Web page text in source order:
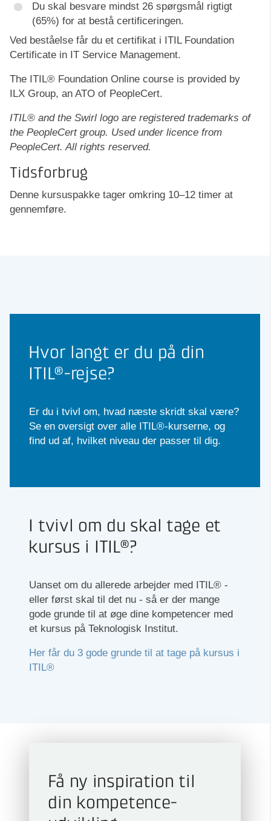
Du skal besvare mindst 26 spørgsmål rigtigt
(65%) for at bestå certificeringen.
Ved beståelse får du et certifikat i ITIL Foundation
Certificate in IT Service Management.
The ITIL® Foundation Online course is provided by
ILX Group, an ATO of PeopleCert.
ITIL® and the Swirl logo are registered trademarks of
the PeopleCert group. Used under licence from
PeopleCert. All rights reserved.
Tidsforbrug
Denne kursuspakke tager omkring 10–12 timer at
gennemføre.
Hvor langt er du på din
ITIL®-rejse?
Er du i tvivl om, hvad næste skridt skal være?
Se en oversigt over alle ITIL®-kurserne, og
find ud af, hvilket niveau der passer til dig.
I tvivl om du skal tage et
kursus i ITIL®?
Uanset om du allerede arbejder med ITIL® -
eller først skal til det nu - så er der mange
gode grunde til at øge dine kompetencer med
et kursus på Teknologisk Institut.
Her får du 3 gode grunde til at tage på kursus i
ITIL®
Få ny inspiration til
din kompetence­